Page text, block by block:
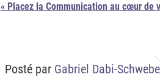
« Placez la Communication au cœur de
Posté par Gabriel Dabi-